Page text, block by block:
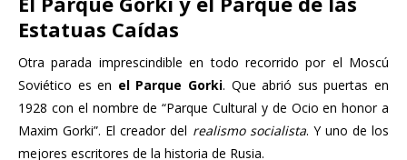
Estatuas Caídas
Otra parada imprescindible en todo recorrido por el Moscú
Soviético es en el Parque Gorki. Que abrió sus puertas en
1928 con el nombre de “Parque Cultural y de Ocio en honor a
Maxim Gorki”. El creador del realismo socialista. Y uno de los
mejores escritores de la historia de Rusia.